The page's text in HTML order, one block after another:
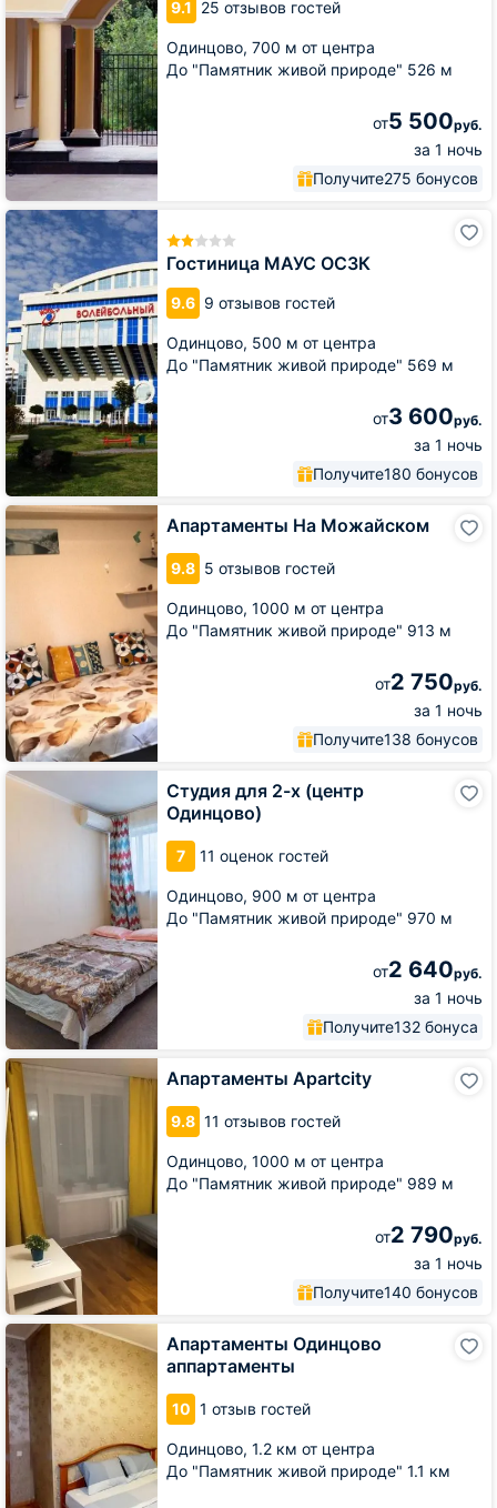
9.1 25 отзывов гостей
Одинцово, 700 м от центра
До "Памятник живой природе" 526 м
от5 500руб.
за 1 ночь
Получите275 бонусов
Очаг
Гостиница МАУС ОСЗК
9.6 9 отзывов гостей
Одинцово, 500 м от центра
До "Памятник живой природе" 569 м
от3 600руб.
за 1 ночь
Получите180 бонусов
Гостиница
МАУС
ОСЗК
Апартаменты На Можайском
9.8 5 отзывов гостей
Одинцово, 1000 м от центра
До "Памятник живой природе" 913 м
от2 750руб.
за 1 ночь
Получите138 бонусов
Апартаменты
На
Можайском
Студия для 2-х (центр
Одинцово)
7 11 оценок гостей
Одинцово, 900 м от центра
До "Памятник живой природе" 970 м
от2 640руб.
за 1 ночь
Получите132 бонуса
Студия
Апартаменты Apartcity
9.8 11 отзывов гостей
Одинцово, 1000 м от центра
До "Памятник живой природе" 989 м
от2 790руб.
за 1 ночь
Получите140 бонусов
Апартаменты
Apartcity
Апартаменты Одинцово
аппартаменты
10 1 отзыв гостей
Одинцово, 1.2 км от центра
До "Памятник живой природе" 1.1 км
Апартаменты
Одинцово
аппартаменты